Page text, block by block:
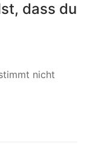
dass du
nicht